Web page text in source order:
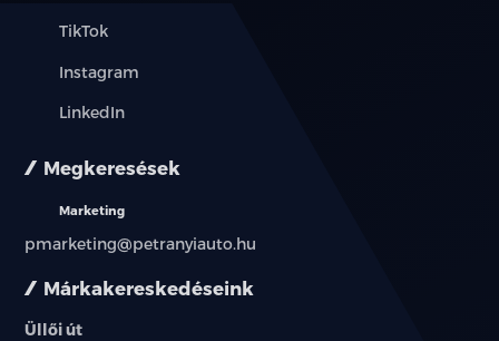
Márkakereskedéseink
Üllői út
TikTok
Instagram
LinkedIn
Megkeresések
Marketing
pmarketing@petranyiauto.hu